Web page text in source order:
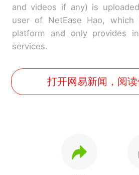
and videos if any) is
user of NetEase Hao,
platform and only provides
services.
打开网易新闻，阅